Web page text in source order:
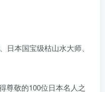
日本国宝级枯山水大师、
尊敬的100位日本名人之